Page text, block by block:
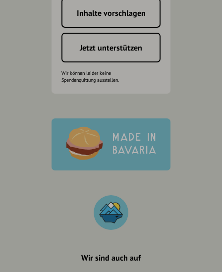
Inhalte vorschlagen
Jetzt unterstützen
Wir können leider keine
Spendenquittung ausstellen.
Wir sind auch auf